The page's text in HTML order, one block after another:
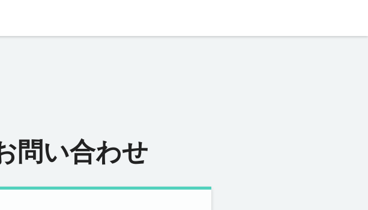
問い合わせ